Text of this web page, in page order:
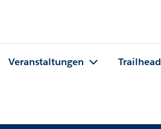
Veranstaltungen Trailhead